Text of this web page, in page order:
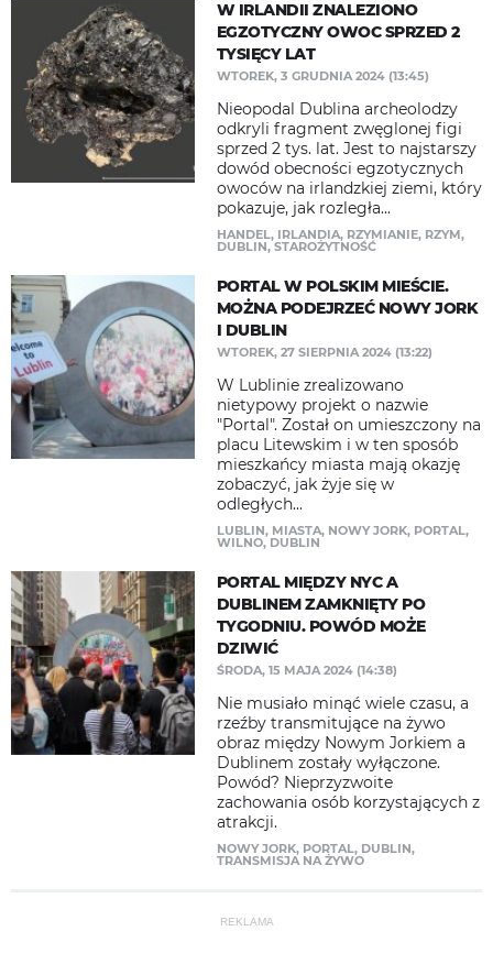
W IRLANDII ZNALEZIONO
EGZOTYCZNY OWOC SPRZED 2
TYSIĘCY LAT
WTOREK, 3 GRUDNIA 2024 (13:45)
Nieopodal Dublina archeolodzy
odkryli fragment zwęglonej figi
sprzed 2 tys. lat. Jest to najstarszy
dowód obecności egzotycznych
owoców na irlandzkiej ziemi, który
pokazuje, jak rozległa...
HANDEL, IRLANDIA, RZYMIANIE, RZYM,
DUBLIN, STAROŻYTNOŚĆ
PORTAL W POLSKIM MIEŚCIE.
MOŻNA PODEJRZEĆ NOWY JORK
I DUBLIN
WTOREK, 27 SIERPNIA 2024 (13:22)
W Lublinie zrealizowano
nietypowy projekt o nazwie
"Portal". Został on umieszczony na
placu Litewskim i w ten sposób
mieszkańcy miasta mają okazję
zobaczyć, jak żyje się w
odległych...
LUBLIN, MIASTA, NOWY JORK, PORTAL,
WILNO, DUBLIN
PORTAL MIĘDZY NYC A
DUBLINEM ZAMKNIĘTY PO
TYGODNIU. POWÓD MOŻE
DZIWIĆ
ŚRODA, 15 MAJA 2024 (14:38)
Nie musiało minąć wiele czasu, a
rzeźby transmitujące na żywo
obraz między Nowym Jorkiem a
Dublinem zostały wyłączone.
Powód? Nieprzyzwoite
zachowania osób korzystających z
atrakcji.
NOWY JORK, PORTAL, DUBLIN,
TRANSMISJA NA ŻYWO
REKLAMA